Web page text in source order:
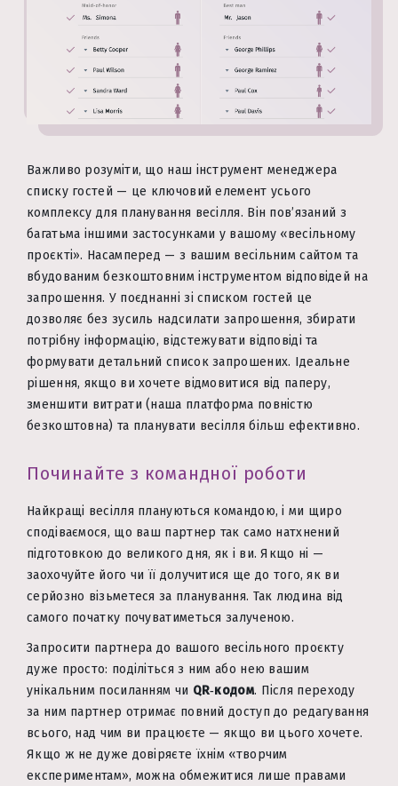
Важливо розуміти, що наш інструмент менеджера
списку гостей — це ключовий елемент усього
комплексу для планування весілля. Він пов’язаний з
багатьма іншими застосунками у вашому «весільному
проєкті». Насамперед — з вашим весільним сайтом та
вбудованим безкоштовним інструментом відповідей на
запрошення. У поєднанні зі списком гостей це
дозволяє без зусиль надсилати запрошення, збирати
потрібну інформацію, відстежувати відповіді та
формувати детальний список запрошених. Ідеальне
рішення, якщо ви хочете відмовитися від паперу,
зменшити витрати (наша платформа повністю
безкоштовна) та планувати весілля більш ефективно.
Починайте з командної роботи
Найкращі весілля плануються командою, і ми щиро
сподіваємося, що ваш партнер так само натхнений
підготовкою до великого дня, як і ви. Якщо ні —
заохочуйте його чи її долучитися ще до того, як ви
серйозно візьметеся за планування. Так людина від
самого початку почуватиметься залученою.
Запросити партнера до вашого весільного проєкту
дуже просто: поділіться з ним або нею вашим
унікальним посиланням чи QR‑кодом. Після переходу
за ним партнер отримає повний доступ до редагування
всього, над чим ви працюєте — якщо ви цього хочете.
Якщо ж не дуже довіряєте їхнім «творчим
експериментам», можна обмежитися лише правами